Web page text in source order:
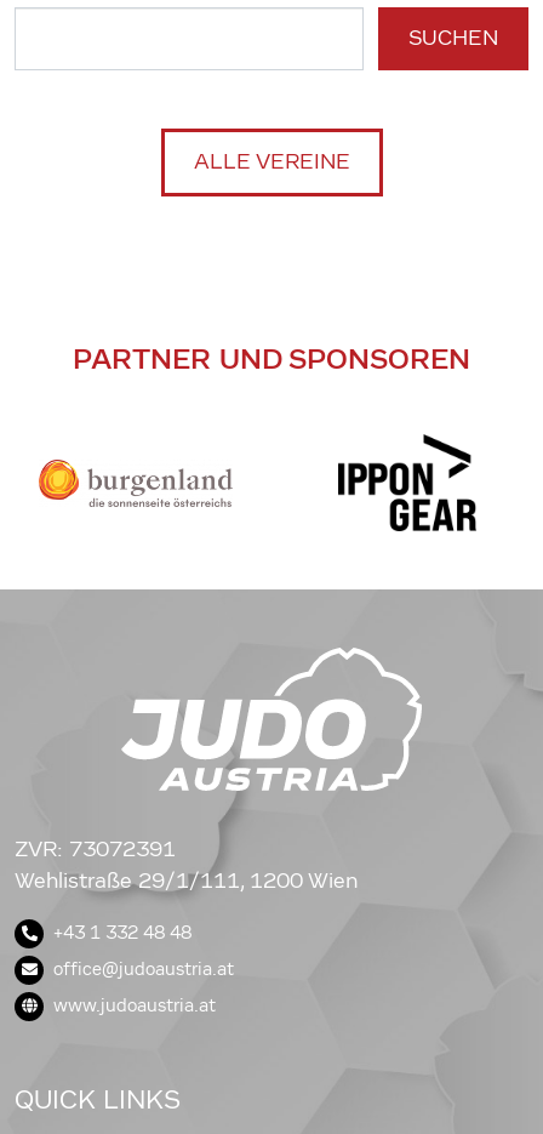
SUCHEN
ALLE VEREINE
PARTNER UND SPONSOREN
ZVR: 73072391
Wehlistraße 29/1/111, 1200 Wien
+43 1 332 48 48
office@judoaustria.at
www.judoaustria.at
QUICK LINKS